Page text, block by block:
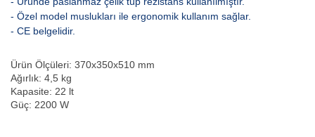
- Özel model muslukları ile ergonomik kullanım sağlar.
- CE belgelidir.
Ürün Ölçüleri: 370x350x510 mm
Ağırlık: 4,5 kg
Kapasite: 22 lt
Güç: 2200 W